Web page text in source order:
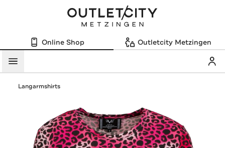
Online Shop Outletcity Metzingen
Menü
Langarmshirts